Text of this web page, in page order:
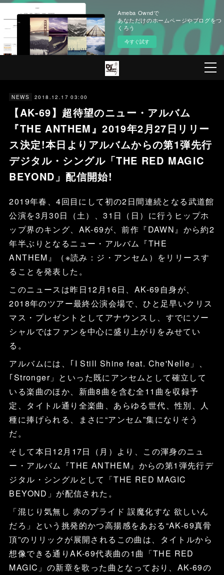
Ameba Owndで
あなただけのホームページやブログをつ
くろう
今すぐ試す
NEWS 2018.12.17 03:00
【AK-69】超待望のニュー・アルバム
『THE ANTHEM』2019年2月27日リリー
ス決定!本日よりアルバムからの第1弾先行
デジタル・シングル「THE RED MAGIC
BEYOND」配信開始!
2019年春、4回目にして初の2日間連続となる武道館
公演を3月30日（土）、31日（日）に行うヒップホ
ップ界のキング、AK-69が、前作『DAWN』から約2
年半ぶりとなるニュー・アルバム『THE
ANTHEM』（※読み：ジ・アンセム）をリリースす
ることを発表した。
このニュースは昨日12月16日、AK-69自身が、
2018年のツアー最終公演会場で、ひと足早いクリス
マス・プレゼントとしてアナウンスし、すでにソー
シャルではファンを中心に盛り上がりをみせてい
る。
アルバムには、｢I Still Shine feat. Che'Nelle」、
｢Stronger」といった既にアンセムとして確立して
いる楽曲のほか、新曲8曲を含む全11曲を収録予
定、タイトル通り全楽曲、あらゆる世代、性別、人
種に捧げられる、まさに“アンセム”集になりそう
だ。
そして本日12月17日（月）より、この渾身のニュ
ー・アルバム『THE ANTHEM』からの第1弾先行デ
ジタル・シングルとして「THE RED MAGIC
BEYOND」が配信された。
「混じり気無し 赤のプライド 誤魔化すな 欲しいん
だろ」という挑発的かつ高揚感をあおる“AK-69真骨
頂”のリリックが展開されるこの曲は、タイトルから
想像できる通りAK-69代表曲の1曲「THE RED
MAGIC」の新章を歌った曲となっており、AK-69の